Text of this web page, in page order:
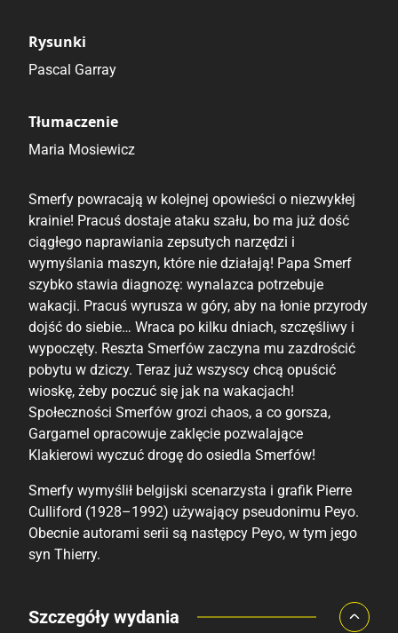
Rysunki
Pascal Garray
Tłumaczenie
Maria Mosiewicz
Smerfy powracają w kolejnej opowieści o niezwykłej
krainie! Pracuś dostaje ataku szału, bo ma już dość
ciągłego naprawiania zepsutych narzędzi i
wymyślania maszyn, które nie działają! Papa Smerf
szybko stawia diagnozę: wynalazca potrzebuje
wakacji. Pracuś wyrusza w góry, aby na łonie przyrody
dojść do siebie… Wraca po kilku dniach, szczęśliwy i
wypoczęty. Reszta Smerfów zaczyna mu zazdrościć
pobytu w dziczy. Teraz już wszyscy chcą opuścić
wioskę, żeby poczuć się jak na wakacjach!
Społeczności Smerfów grozi chaos, a co gorsza,
Gargamel opracowuje zaklęcie pozwalające
Klakierowi wyczuć drogę do osiedla Smerfów!
Smerfy wymyślił belgijski scenarzysta i grafik Pierre
Culliford (1928–1992) używający pseudonimu Peyo.
Obecnie autorami serii są następcy Peyo, w tym jego
syn Thierry.
Porównaj ceny
Szczegóły wydania